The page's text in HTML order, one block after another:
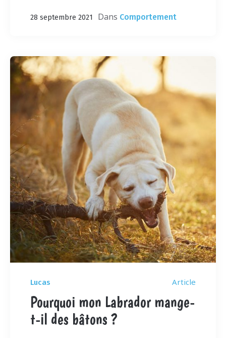
28 septembre 2021 Dans Comportement
Lucas Article
Pourquoi mon Labrador mange-
t-il des bâtons ?